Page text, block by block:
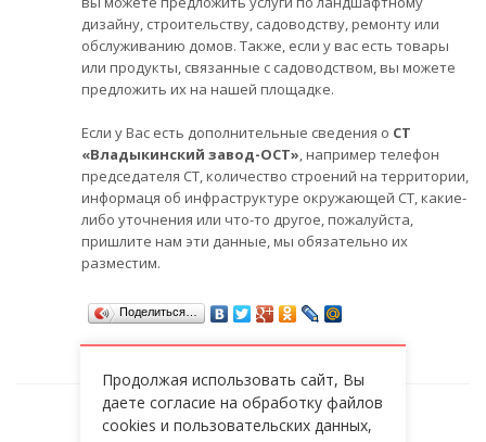
дизайну, строительству, садоводству, ремонту или
обслуживанию домов. Также, если у вас есть товары
или продукты, связанные с садоводством, вы можете
предложить их на нашей площадке.
Если у Вас есть дополнительные сведения о СТ
«Владыкинский завод-ОСТ», например телефон
председателя СТ, количество строений на территории,
информаця об инфраструктуре окружающей СТ, какие-
либо уточнения или что-то другое, пожалуйста,
пришлите нам эти данные, мы обязательно их
разместим.
Поделиться…
Продолжая использовать сайт, Вы
даете согласие на обработку файлов
cookies и пользовательских данных,